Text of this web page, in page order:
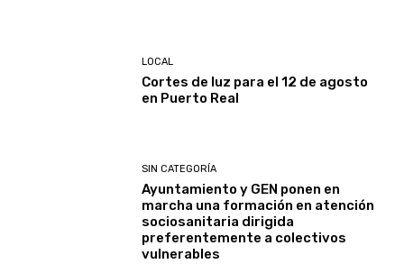
LOCAL
Cortes de luz para el 12 de agosto
en Puerto Real
SIN CATEGORÍA
Ayuntamiento y GEN ponen en
marcha una formación en atención
sociosanitaria dirigida
preferentemente a colectivos
vulnerables